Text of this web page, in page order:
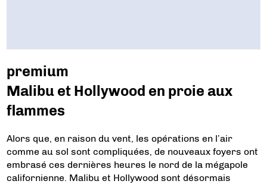
premium
Malibu et Hollywood en proie aux
flammes
Alors que, en raison du vent, les opérations en l’air
comme au sol sont compliquées, de nouveaux foyers ont
embrasé ces dernières heures le nord de la mégapole
californienne. Malibu et Hollywood sont désormais